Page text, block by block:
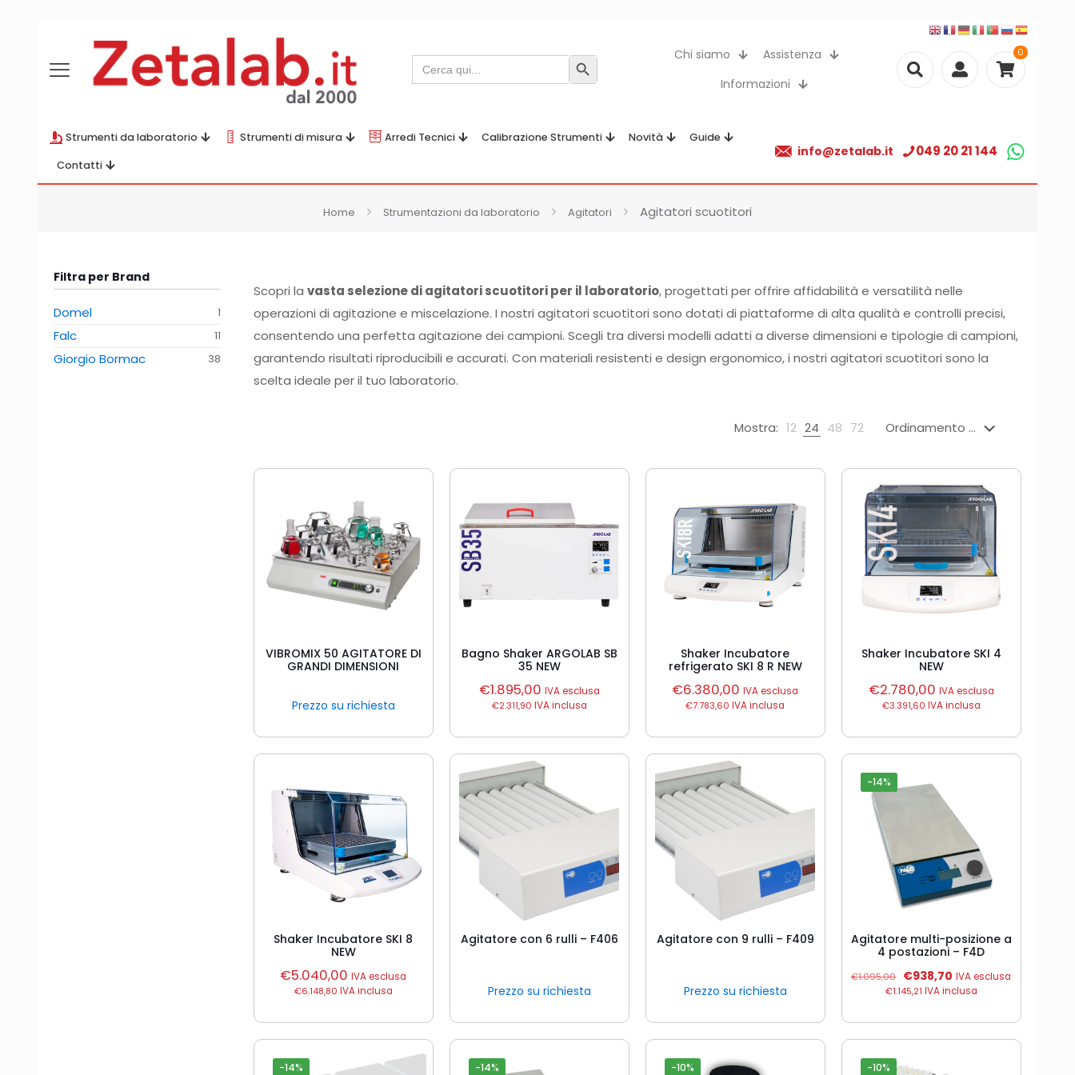
Search
for: Search Button
Chi siamo
Assistenza
Informazioni
0
Strumenti da laboratorio Strumenti di misura Arredi Tecnici Calibrazione Strumenti Novità Guide
Contatti
info@zetalab.it 049 20 21 144
Home Strumentazioni da laboratorio Agitatori Agitatori scuotitori
Scopri la vasta selezione di agitatori scuotitori per il laboratorio, progettati per offrire affidabilità e versatilità nelle
operazioni di agitazione e miscelazione. I nostri agitatori scuotitori sono dotati di piattaforme di alta qualità e controlli precisi,
consentendo una perfetta agitazione dei campioni. Scegli tra diversi modelli adatti a diverse dimensioni e tipologie di campioni,
garantendo risultati riproducibili e accurati. Con materiali resistenti e design ergonomico, i nostri agitatori scuotitori sono la
scelta ideale per il tuo laboratorio.
Mostra: 12 24 48 72
VIBROMIX 50 AGITATORE DI
GRANDI DIMENSIONI
Prezzo su richiesta
Bagno Shaker ARGOLAB SB
35 NEW
€1.895,00 IVA esclusa
€2.311,90 IVA inclusa
Shaker Incubatore
refrigerato SKI 8 R NEW
€6.380,00 IVA esclusa
€7.783,60 IVA inclusa
Shaker Incubatore SKI 4
NEW
€2.780,00 IVA esclusa
€3.391,60 IVA inclusa
Shaker Incubatore SKI 8
NEW
€5.040,00 IVA esclusa
€6.148,80 IVA inclusa
Agitatore con 6 rulli – F406
Prezzo su richiesta
Agitatore con 9 rulli – F409
Prezzo su richiesta
-14%
Agitatore multi-posizione a
4 postazioni – F4D
€1.095,00 Il
prezzo
€938,70 Il
prezzo
IVA esclusa
€1.145,21 IVA inclusa
-14% -14% -10% -10%
Filtra per Brand
Domel 1
Falc 11
Giorgio Bormac 38